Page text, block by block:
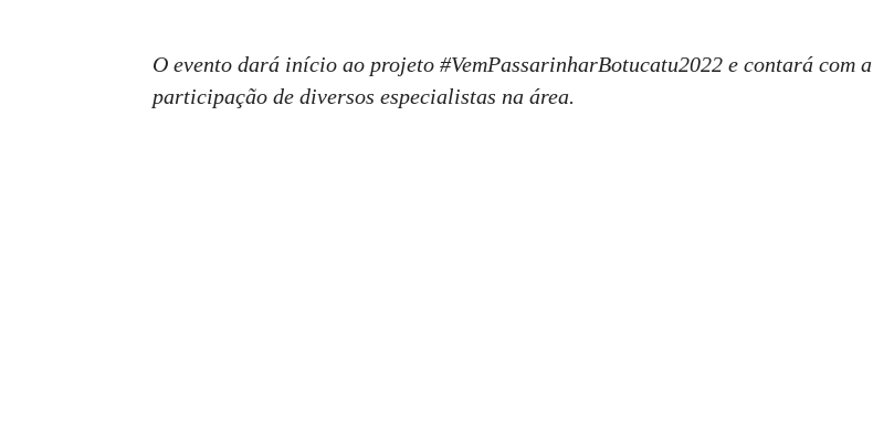
O evento dará início ao projeto #VemPassarinharBotucatu2022 e contará com a
participação de diversos especialistas na área.